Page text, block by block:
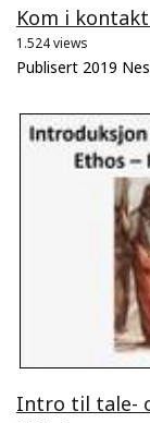
Kom i
1.524 views
Publisert 2019
Intro til tale-